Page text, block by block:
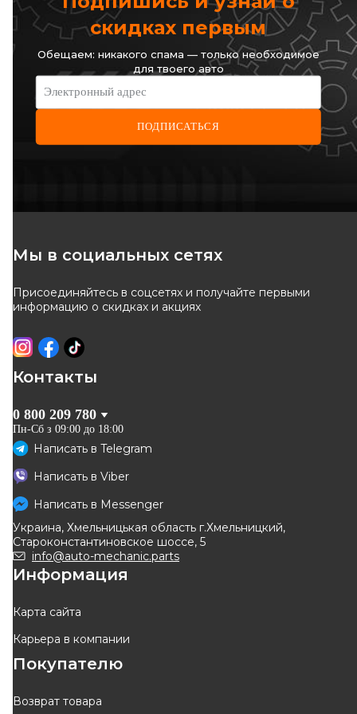
КУПИТЬ
Отправка завтра
ОТСУТСТВУЕТ
ожидаем поставку
фонарь
ОТСУТСТВУЕТ
фонарь
ОТСУТСТВУЕТ
скидках первым
Обещаем: никакого спама — только необходимое
для твоего авто
Электронный адрес
ПОДПИСАТЬСЯ
Мы в социальных сетях
Присоединяйтесь в соцсетях и получайте первыми
информацию о скидках и акциях
Контакты
0 800 209 780
Пн-Сб з 09:00 до 18:00
Написать в Telegram
Написать в Viber
Написать в Messenger
Украина, Хмельницькая область г.Хмельницкий,
Староконстантиновское шоссе, 5
info@auto-mechanic.parts
Информация
Карта сайта
Карьера в компании
Покупателю
Возврат товара